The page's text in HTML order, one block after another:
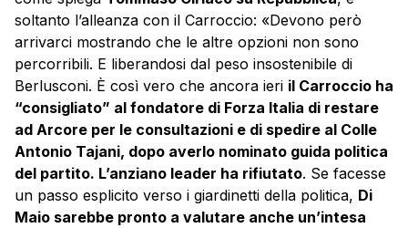
soltanto l’alleanza con il Carroccio: «Devono però
arrivarci mostrando che le altre opzioni non sono
percorribili. E liberandosi dal peso insostenibile di
Berlusconi. È così vero che ancora ieri il Carroccio ha
“consigliato” al fondatore di Forza Italia di restare
ad Arcore per le consultazioni e di spedire al Colle
Antonio Tajani, dopo averlo nominato guida politica
del partito. L’anziano leader ha rifiutato. Se facesse
un passo esplicito verso i giardinetti della politica, Di
Maio sarebbe pronto a valutare anche un’intesa